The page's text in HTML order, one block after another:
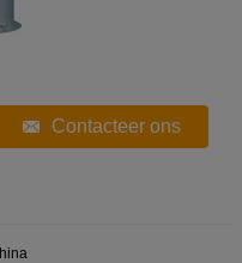
Contacteer ons